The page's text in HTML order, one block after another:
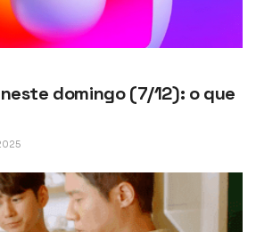
neste domingo (7/12): o que